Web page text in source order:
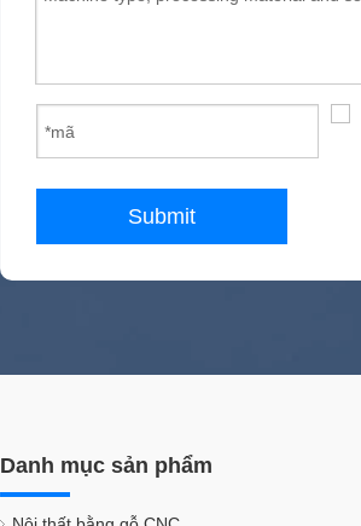
Submit
Danh mục sản phẩm